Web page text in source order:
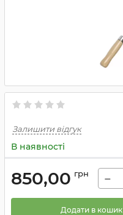
Залишити відгук
В наявності
850,00 грн −
Додати в кошик